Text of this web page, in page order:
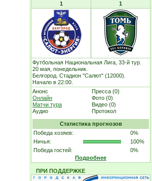
1
1
Футбольная Национальная Лига, 33-й тур.
20 мая, понедельник.
Белгород. Стадион "Салют" (12000).
Начало в 22:00.
Анонс
Онлайн
Матчи тура
Аудио
Пресса (0)
Фото (0)
Видео (0)
Протокол
Статистика прогнозов
Победа хозяев:
0%
Ничья:
100%
Победа гостей:
0%
Подробнее
ПРИ ПОДДЕРЖКЕ